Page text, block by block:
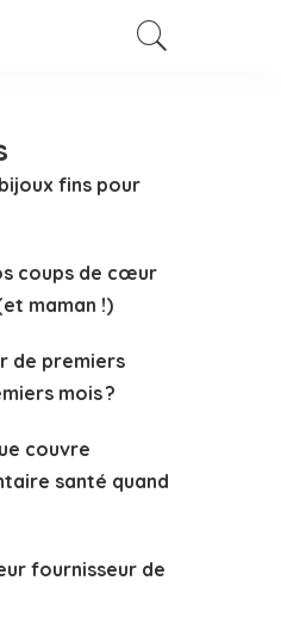
fins pour
coups de cœur
maman !)
de premiers
mois ?
couvre
santé quand
fournisseur de